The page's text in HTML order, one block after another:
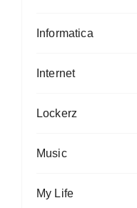
Informatica
Internet
Lockerz
Music
My Life